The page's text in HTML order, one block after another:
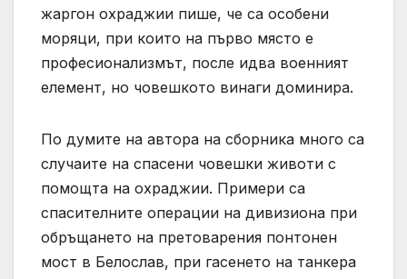
жаргон охраджии пише, че са особени
моряци, при които на първо място е
професионализмът, после идва военният
елемент, но човешкото винаги доминира.
По думите на автора на сборника много са
случаите на спасени човешки животи с
помощта на охраджии. Примери са
спасителните операции на дивизиона при
обръщането на претоварения понтонен
мост в Белослав, при гасенето на танкера